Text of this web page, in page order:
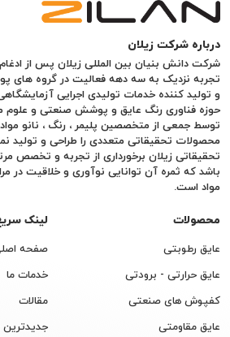
درباره شرکت زیلان
شرکت دانش بنیان بین المللی زیلان پس از
تجربه نزدیک به سه دهه فعالیت در گروه های
و تولید کننده خدمات تولیدی اجرایی
توسط جمعی از متخصصین پلیمر ، رنگ ، نانو
محصولات تحقیقاتی متعددی را طراحی و تولید
تحقیقاتی زیلان برخورداری از تجربه و تخصص
باشد که ثمره آن توانایی نوآوری و خلاقیت
مواد است.
محصولات
عایق رطوبتی
عایق حرارتی - برودتی
کفپوش های صنعتی
عایق مقاومتی
لینک
صفحه
خدمات ما
مقالات